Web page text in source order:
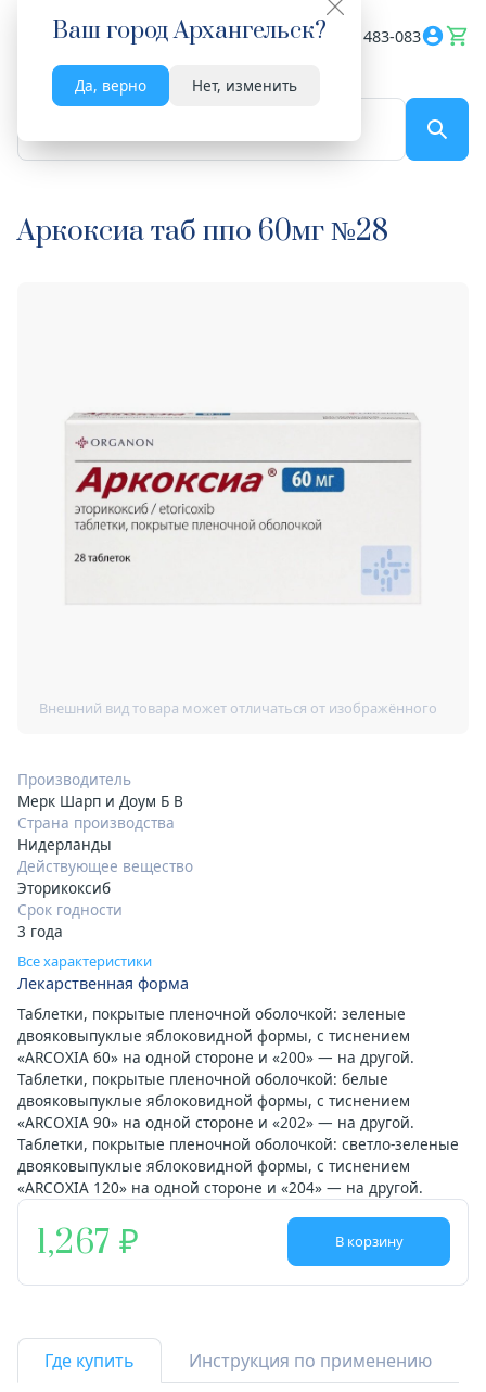
Ваш городАрхангельск?
Да, верно Нет, изменить
Весь сайт 8182 483-083
Аркоксиа таб ппо 60мг №28
Производитель
Мерк Шарп и Доум Б В
Страна производства
Нидерланды
Действующее вещество
Эторикоксиб
Срок годности
3 года
Все характеристики
Лекарственная форма
Таблетки, покрытые пленочной оболочкой: зеленые
двояковыпуклые яблоковидной формы, с тиснением
«ARCOXIA 60» на одной стороне и «200» — на другой.
Таблетки, покрытые пленочной оболочкой: белые
двояковыпуклые яблоковидной формы, с тиснением
«ARCOXIA 90» на одной стороне и «202» — на другой.
Таблетки, покрытые пленочной оболочкой: светло-зеленые
двояковыпуклые яблоковидной формы, с тиснением
«ARCOXIA 120» на одной стороне и «204» — на другой.
1,267 В корзину
Где купить Инструкция по применению